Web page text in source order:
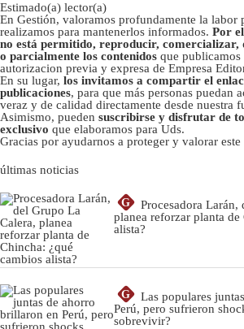
Estimado(a) lector(a)
En Gestión, valoramos profundamente la labor
realizamos para mantenerlos informados. Por
no está permitido, reproducir,
o parcialmente los contenidos que publicamos
autorizacion previa y expresa de Empresa
En su lugar, los invitamos a compartir el
publicaciones, para que más personas puedan
veraz y de calidad directamente desde nuestra
Asimismo, pueden suscribirse y disfrutar de
exclusivo que elaboramos para Uds.
Gracias por ayudarnos a proteger y valorar este
últimas noticias
G
Procesadora Larán,
planea reforzar planta
alista?
G
Las populares
Perú, pero sufrieron
sobrevivir?